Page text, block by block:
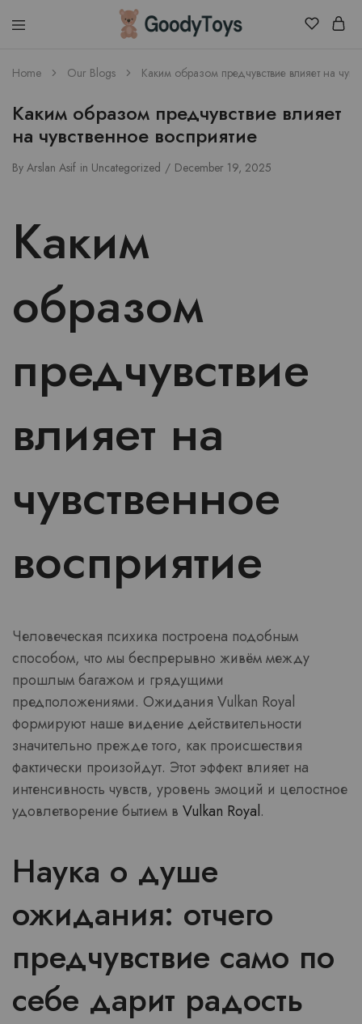
Children
Toys
Home Our Blogs Каким образом предчувствие влияет на
Каким образом предчувствие влияет
на чувственное восприятие
By Arslan Asif in Uncategorized December 19, 2025
Каким
образом
предчувствие
влияет на
чувственное
восприятие
Человеческая психика построена подобным
способом, что мы беспрерывно живём между
прошлым багажом и грядущими
предположениями. Ожидания Vulkan Royal
формируют наше видение действительности
значительно прежде того, как происшествия
фактически произойдут. Этот эффект влияет на
интенсивность чувств, уровень эмоций и целостное
удовлетворение бытием в Vulkan Royal.
Наука о душе
ожидания: отчего
предчувствие само по
себе дарит радость